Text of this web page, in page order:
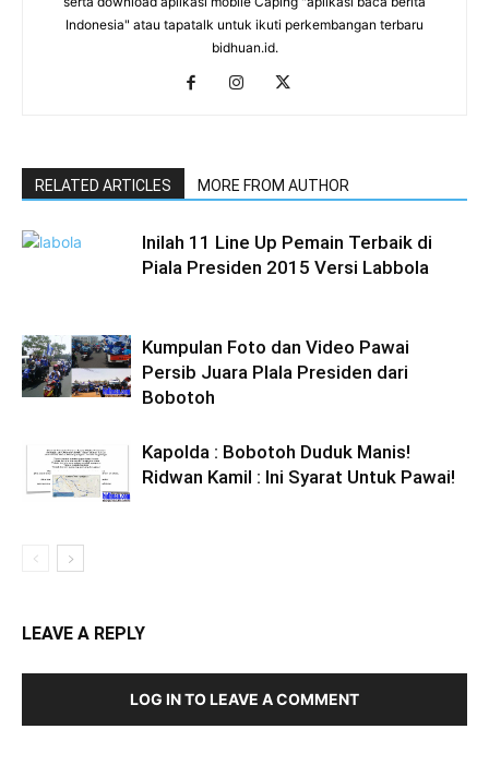
Indonesia" atau tapatalk untuk ikuti perkembangan terbaru
bidhuan.id.
RELATED ARTICLES MORE FROM AUTHOR
Inilah 11 Line Up Pemain Terbaik di
Piala Presiden 2015 Versi Labbola
Kumpulan Foto dan Video Pawai
Persib Juara PIala Presiden dari
Bobotoh
Kapolda : Bobotoh Duduk Manis!
Ridwan Kamil : Ini Syarat Untuk Pawai!
LEAVE A REPLY
LOG IN TO LEAVE A COMMENT